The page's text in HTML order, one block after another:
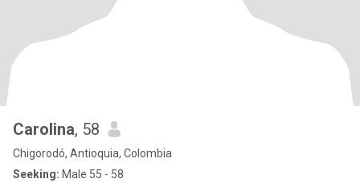
Carolina, 58
Chigorodó, Antioquia, Colombia
Seeking: Male 55 - 58